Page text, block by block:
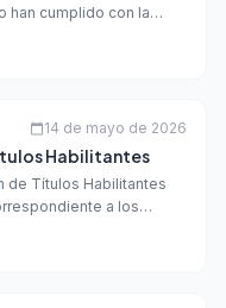
han cumplido con la
del año 2026.
calendar_today14 de mayo de 2026
Habilitantes
de Títulos Habilitantes
a los